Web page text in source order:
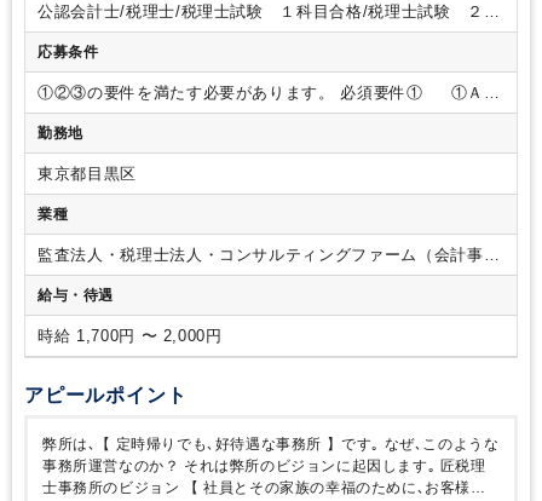
箇所） ②アシスタントのサポート・アシスタントのレビュー
やＯＪＴ教育
仕事は機械が自動で作成した仕訳を 法人税や消費税の知識を
使い税務判断しながら補正・監査を行うことがメイン業務で
す。 【ポイント】■魅力①残業なし！確定申告などの繁忙期
も残業はございません！
めの人員構成で対応しており、今回も忙しくならないように
募集をしております。
く、帰宅しています。
14:00、9:00～15:00、9:00～16:00などご事情に合わせて柔軟
にご対応いただけます！ ③賞与あり！パートスタッフにも賞
与制度（夏・冬）がございます。
の頑張りを評価し、お給料として還元いただけます。2)賞与
夏冬計2回 各～30万/回 （申告担当実績により決定)
ランクのある方に向けた研修などもご用意しております。
■雰囲気
所内では黙々と作業していただく環境です。 お互い
が助け合う仲間意識を大切にしており、 ご家庭や勉強と両立
しやすい環境を整えております。 その他、個人の負担を減ら
公認会計士/税理士/税理士試験 １科目合格/税理士試験 ２科
目合格/税理士試験 ３科目合格/税理士試験 ４科目合格/日商
簿記 １級/日商簿記 ２級
応募条件
①②③の要件を満たす必要があります。 必須要件① ①Ａか
らＤの業種で正社員かつ税務申告経験（年商1憶以上）が３年
以上ある方
②次のいずれかに該当する方
の方
理士専門学校卒 以上
勤務地
東京都目黒区
業種
監査法人・税理士法人・コンサルティングファーム（会計事務
所）
給与・待遇
時給 1,700円 〜 2,000円
アピールポイント
弊所は､【 定時帰りでも､好待遇な事務所 】です｡ なぜ､このような
事務所運営なのか？ それは弊所のビジョンに起因します｡ 匠税理
士事務所のビジョン 【 社員とその家族の幸福のために､お客様利